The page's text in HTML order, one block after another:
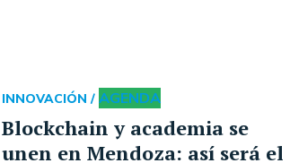
Blockchain y academia se
unen en Mendoza: así será el
INNOVACIÓN / AGENDA